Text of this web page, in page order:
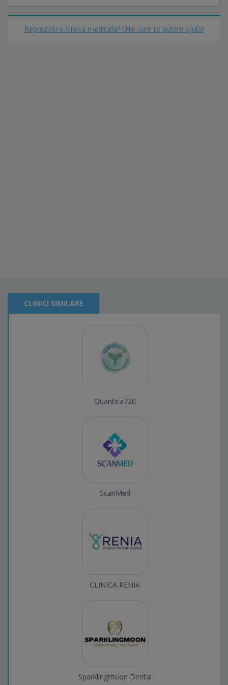
Reprezinti o clinica medicala? Uite cum te putem ajuta!
CLINICI SIMILARE
Quantica720
ScanMed
CLINICA RENIA
Sparklingmoon Dental